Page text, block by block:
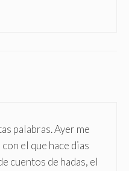
palabras. Ayer me
el que hace dias
cuentos de hadas, el